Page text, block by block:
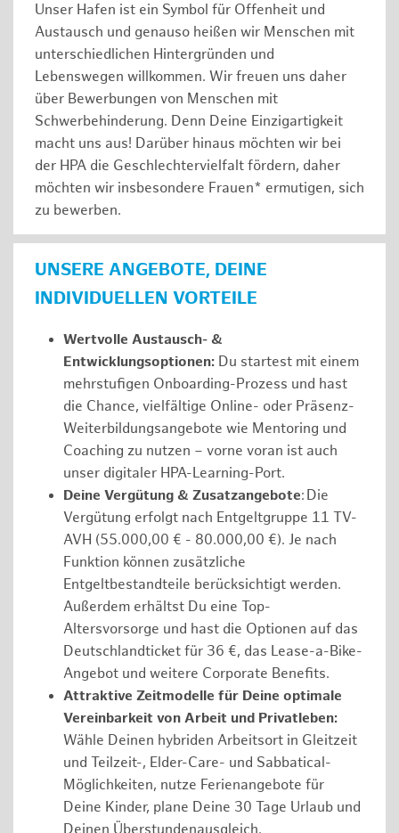
Unser Hafen ist ein Symbol für Offenheit und
Austausch und genauso heißen wir Menschen mit
unterschiedlichen Hintergründen und
Lebenswegen willkommen. Wir freuen uns daher
über Bewerbungen von Menschen mit
Schwerbehinderung. Denn Deine Einzigartigkeit
macht uns aus! Darüber hinaus möchten wir bei
der HPA die Geschlechtervielfalt fördern, daher
möchten wir insbesondere Frauen* ermutigen, sich
zu bewerben.
UNSERE ANGEBOTE, DEINE
INDIVIDUELLEN VORTEILE
Wertvolle Austausch- &
Entwicklungsoptionen: Du startest mit einem
mehrstufigen Onboarding-Prozess und hast
die Chance, vielfältige Online- oder Präsenz-
Weiterbildungsangebote wie Mentoring und
Coaching zu nutzen – vorne voran ist auch
unser digitaler HPA-Learning-Port.
Deine Vergütung & Zusatzangebote: Die
Vergütung erfolgt nach Entgeltgruppe 11 TV-
AVH (55.000,00 € - 80.000,00 €). Je nach
Funktion können zusätzliche
Entgeltbestandteile berücksichtigt werden.
Außerdem erhältst Du eine Top-
Altersvorsorge und hast die Optionen auf das
Deutschlandticket für 36 €, das Lease-a-Bike-
Angebot und weitere Corporate Benefits.
Attraktive Zeitmodelle für Deine optimale
Vereinbarkeit von Arbeit und Privatleben:
Wähle Deinen hybriden Arbeitsort in Gleitzeit
und Teilzeit-, Elder-Care- und Sabbatical-
Möglichkeiten, nutze Ferienangebote für
Deine Kinder, plane Deine 30 Tage Urlaub und
Deinen Überstundenausgleich.